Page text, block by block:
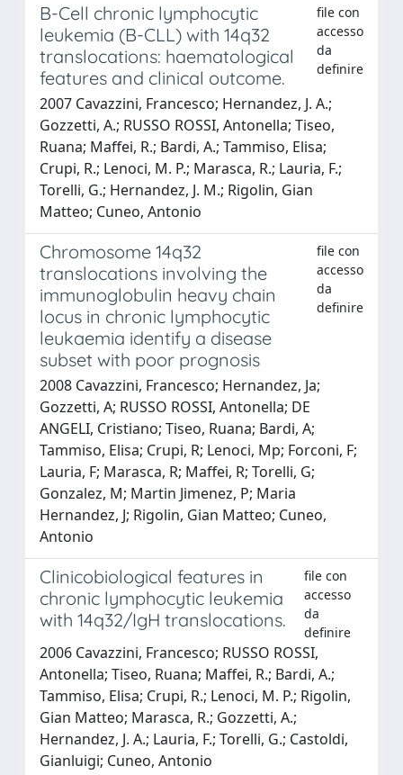
B-Cell chronic lymphocytic
leukemia (B-CLL) with 14q32
translocations: haematological
features and clinical outcome.
file con
accesso
da
definire
2007 Cavazzini, Francesco; Hernandez, J. A.;
Gozzetti, A.; RUSSO ROSSI, Antonella; Tiseo,
Ruana; Maffei, R.; Bardi, A.; Tammiso, Elisa;
Crupi, R.; Lenoci, M. P.; Marasca, R.; Lauria, F.;
Torelli, G.; Hernandez, J. M.; Rigolin, Gian
Matteo; Cuneo, Antonio
Chromosome 14q32
translocations involving the
immunoglobulin heavy chain
locus in chronic lymphocytic
leukaemia identify a disease
subset with poor prognosis
file con
accesso
da
definire
2008 Cavazzini, Francesco; Hernandez, Ja;
Gozzetti, A; RUSSO ROSSI, Antonella; DE
ANGELI, Cristiano; Tiseo, Ruana; Bardi, A;
Tammiso, Elisa; Crupi, R; Lenoci, Mp; Forconi, F;
Lauria, F; Marasca, R; Maffei, R; Torelli, G;
Gonzalez, M; Martin Jimenez, P; Maria
Hernandez, J; Rigolin, Gian Matteo; Cuneo,
Antonio
Clinicobiological features in
chronic lymphocytic leukemia
with 14q32/IgH translocations.
file con
accesso
da
definire
2006 Cavazzini, Francesco; RUSSO ROSSI,
Antonella; Tiseo, Ruana; Maffei, R.; Bardi, A.;
Tammiso, Elisa; Crupi, R.; Lenoci, M. P.; Rigolin,
Gian Matteo; Marasca, R.; Gozzetti, A.;
Hernandez, J. A.; Lauria, F.; Torelli, G.; Castoldi,
Gianluigi; Cuneo, Antonio